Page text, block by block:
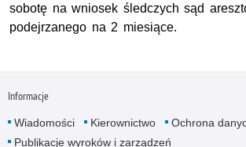
sobotę na wniosek śledczych sąd
podejrzanego na 2 miesiące.
Informacje
Wiadomości Kierownictwo
Ochrona
Publikacje wyroków i zarządzeń